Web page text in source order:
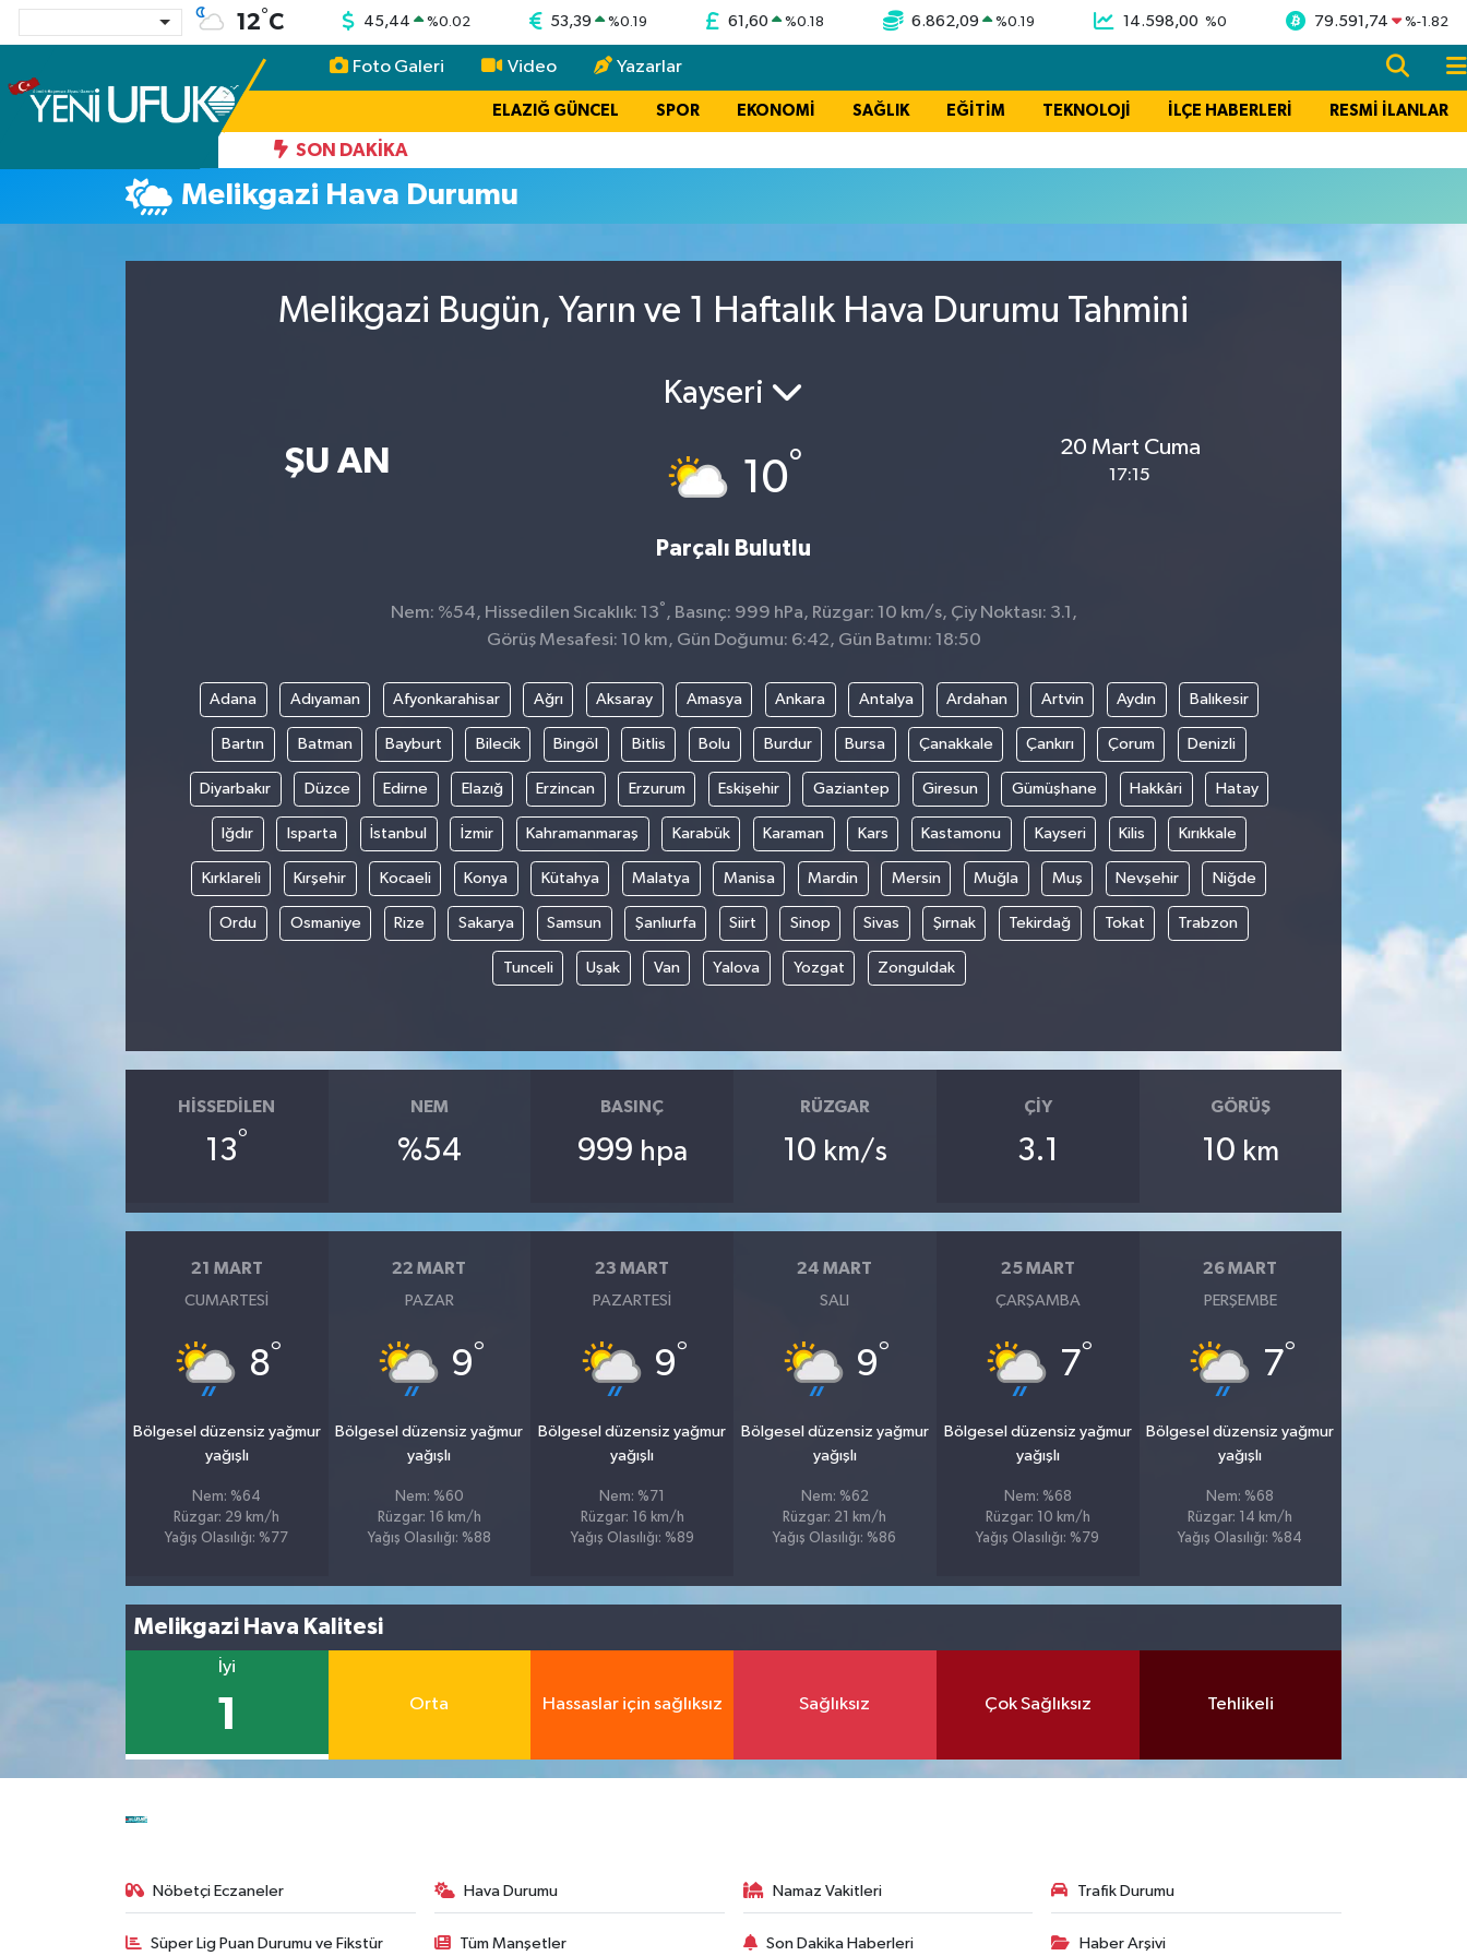
12°C 45,44 %0.02 53,39 %0.19 61,60 %0.18 6.862,09 %0.19 14.598,00 %0 79.591,74 %-1.82
Foto Galeri Video Yazarlar
ELAZIĞ GÜNCEL SPOR EKONOMİ SAĞLIK EĞİTİM TEKNOLOJİ İLÇE HABERLERİ RESMİ İLANLAR
SON DAKIKA
Melikgazi Hava Durumu
Melikgazi Bugün, Yarın ve 1 Haftalık Hava Durumu Tahmini
ŞU AN
Kayseri
10°
Parçalı Bulutlu
20 Mart Cuma
17:15
Nem: %54, Hissedilen Sıcaklık: 13° , Basınç: 999 hPa, Rüzgar: 10 km/s, Çiy Noktası: 3.1,
Görüş Mesafesi: 10 km, Gün Doğumu: 6:42, Gün Batımı: 18:50
Adana Adıyaman Afyonkarahisar Ağrı Aksaray Amasya Ankara Antalya Ardahan Artvin Aydın Balıkesir
Bartın Batman Bayburt Bilecik Bingöl Bitlis Bolu Burdur Bursa Çanakkale Çankırı Çorum Denizli
Diyarbakır Düzce Edirne Elazığ Erzincan Erzurum Eskişehir Gaziantep Giresun Gümüşhane Hakkâri Hatay
Iğdır Isparta İstanbul İzmir Kahramanmaraş Karabük Karaman Kars Kastamonu Kayseri Kilis Kırıkkale
Kırklareli Kırşehir Kocaeli Konya Kütahya Malatya Manisa Mardin Mersin Muğla Muş Nevşehir Niğde
Ordu Osmaniye Rize Sakarya Samsun Şanlıurfa Siirt Sinop Sivas Şırnak Tekirdağ Tokat Trabzon
Tunceli Uşak Van Yalova Yozgat Zonguldak
HISSEDILEN
13°
NEM
%54
BASINÇ
999 hpa
RÜZGAR
10 km/s
ÇIY
3.1
GÖRÜŞ
10 km
21 MART
CUMARTESI
8°
Bölgesel düzensiz yağmur
yağışlı
Nem: %64
Rüzgar: 29 km/h
Yağış Olasılığı: %77
22 MART
PAZAR
9°
Bölgesel düzensiz yağmur
yağışlı
Nem: %60
Rüzgar: 16 km/h
Yağış Olasılığı: %88
23 MART
PAZARTESI
9°
Bölgesel düzensiz yağmur
yağışlı
Nem: %71
Rüzgar: 16 km/h
Yağış Olasılığı: %89
24 MART
SALI
9°
Bölgesel düzensiz yağmur
yağışlı
Nem: %62
Rüzgar: 21 km/h
Yağış Olasılığı: %86
25 MART
ÇARŞAMBA
7°
Bölgesel düzensiz yağmur
yağışlı
Nem: %68
Rüzgar: 10 km/h
Yağış Olasılığı: %79
26 MART
PERŞEMBE
7°
Bölgesel düzensiz yağmur
yağışlı
Nem: %68
Rüzgar: 14 km/h
Yağış Olasılığı: %84
Melikgazi Hava Kalitesi
İyi
1 Orta Hassaslar için sağlıksız Sağlıksız Çok Sağlıksız Tehlikeli
Nöbetçi Eczaneler Hava Durumu Namaz Vakitleri Trafik Durumu
Süper Lig Puan Durumu ve Fikstür Tüm Manşetler Son Dakika Haberleri Haber Arşivi
Nöbetçi Eczaneler
Namaz Vakitleri
Süper Lig Puan Durumu ve Fikstür